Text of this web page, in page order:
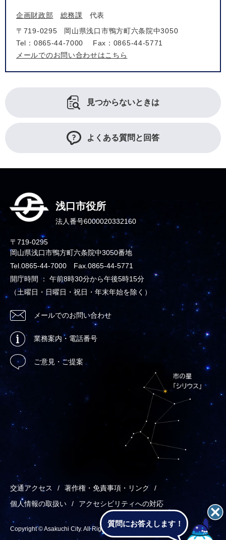
企画財政部 総務課
代表
〒719-0295
岡山県浅口市鴨方町六条院中3050
Tel：0865-44-7000
Fax：0865-44-5771
メールでのお問い合わせはこちら
見つからないときは
よくある質問と回答
浅口市役所
法人番号6000020332160
〒719-0295
岡山県浅口市鴨方町六条院中3050番地
Tel.0865-44-7000 Fax.0865-44-5771
開庁時間 ： 午前8時30分から午後5時15分
（土曜日・日曜日・祝日・年末年始を除く）
メールでのお問い合わせ
業務案内・電話番号
ご意見・ご提案
交通アクセス
著作権・免責事項・リンク
個人情報の取扱い
アクセシビリティへの対応
Copyright © Asakuchi City. All Rights Reserved.
質問にお答えします！